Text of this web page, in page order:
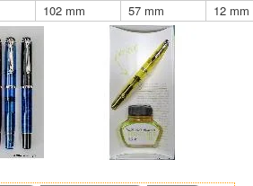
102 mm 57 mm 12 mm